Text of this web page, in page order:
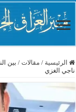
الرئيسية / مقالات / بين
ناجي الغزي